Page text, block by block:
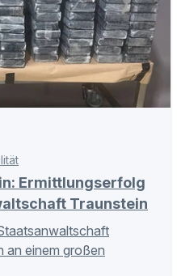
Ermittlungserfolg
Traunstein
an einem großen